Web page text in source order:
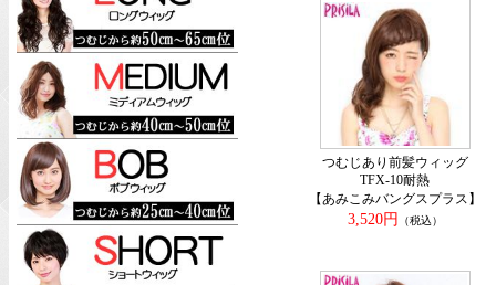
つむじあり前髪ウィッグ
TFX-10耐熱
【あみこみバングスプラス】
3,520円
（税込）